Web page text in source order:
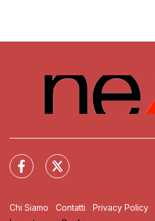
Chi Siamo Contatti Privacy Policy